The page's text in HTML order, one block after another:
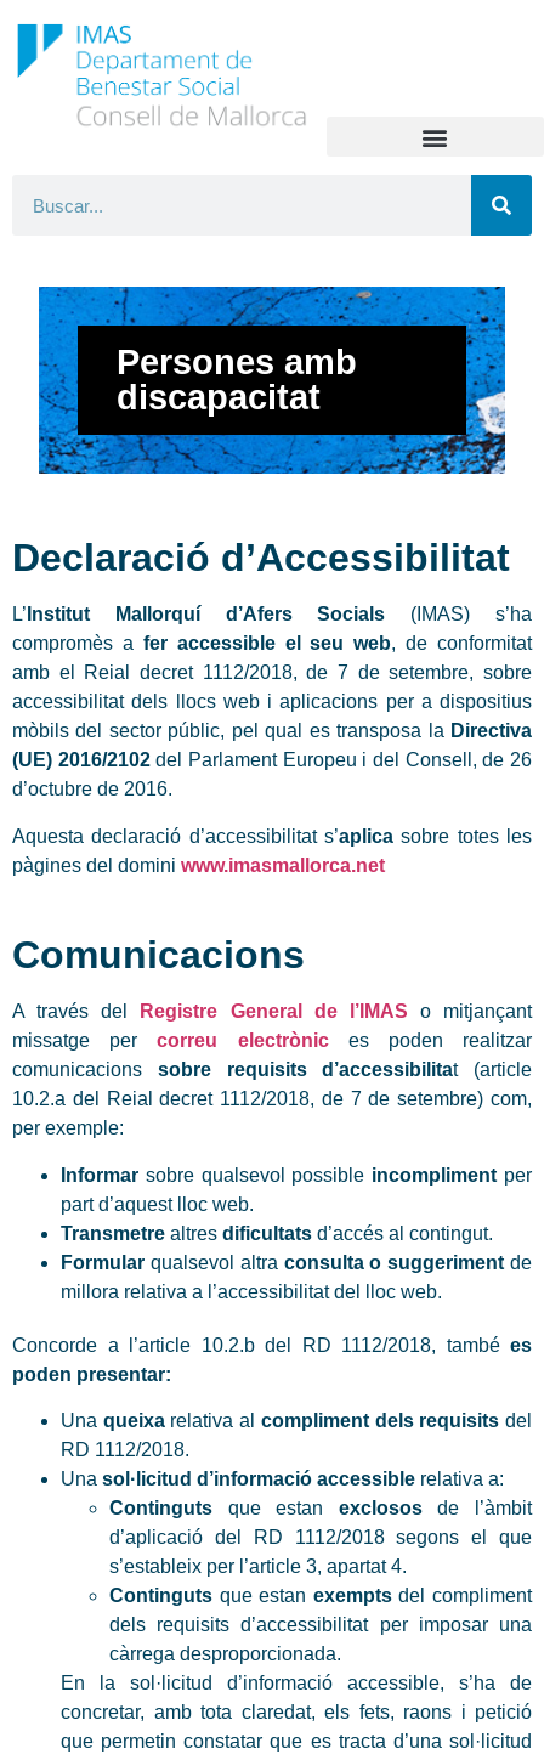
Persones amb
discapacitat
Declaració d’Accessibilitat
L’ Institut Mallorquí d’Afers Socials (IMAS) s’ha
compromès a fer accessible el seu web, de conformitat
amb el Reial decret 1112/2018, de 7 de setembre, sobre
accessibilitat dels llocs web i aplicacions per a dispositius
mòbils del sector públic, pel qual es transposa la Directiva
(UE) 2016/2102del Parlament Europeu i del Consell, de 26
d’octubre de 2016.
Aquesta declaració d’accessibilitat s’aplica sobre totes les
pàgines del domini www.imasmallorca.net
Comunicacions
A través del Registre General de l’IMAS o mitjançant
missatge percorreu electrònices poden realitzar
comunicacions sobre requisits d’accessibilitat (article
10.2.a del Reial decret 1112/2018, de 7 de setembre) com,
per exemple:
Informar sobre qualsevol possible incompliment per
part d’aquest lloc web.
Transmetre altres dificultats d’accés al contingut.
Formular qualsevol altra consulta o suggeriment de
millora relativa a l’accessibilitat del lloc web.
Concorde a l’article 10.2.b del RD 1112/2018, també es
poden presentar:
Una queixarelativa al compliment dels requisits del
RD 1112/2018.
Una sol·licitud d’informació accessible relativa a:
Continguts que estan exclososde l’àmbit
d’aplicació del RD 1112/2018 segons el que
s’estableix per l’article 3, apartat 4.
Continguts que estan exemptsdel compliment
dels requisits d’accessibilitat per imposar una
càrrega desproporcionada.
En la sol·licitud d’informació accessible, s’ha de
concretar, amb tota claredat, els fets, raons i petició
que permetin constatar que es tracta d’una sol·licitud